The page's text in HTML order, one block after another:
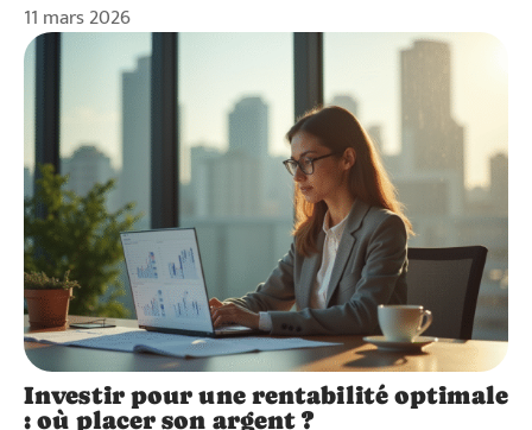
11 mars 2026
Investir pour une rentabilité optimale
: où placer son argent ?